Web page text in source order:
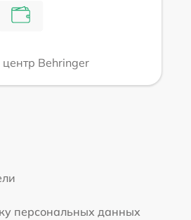
Behringer
персональных данных